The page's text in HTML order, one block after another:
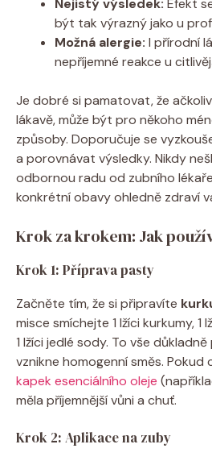
být tak výrazný jako u
Možná alergie: I přírodní
nepříjemné reakce u
Je dobré si pamatovat, že
lákavě, může být pro někoho
způsoby. Doporučuje se
a porovnávat výsledky. Nikdy
odbornou radu od zubního
konkrétní obavy ohledně zdraví
Krok za krokem: Jak
Krok 1: Příprava pasty
Začněte tím, že si připravíte
misce smíchejte 1 lžíci kurkumy, 1
1 lžíci jedlé sody. To vše
vznikne homogenní směs. Pokud
kapek esenciálního oleje
měla příjemnější vůni a chuť.
Krok 2: Aplikace na zuby